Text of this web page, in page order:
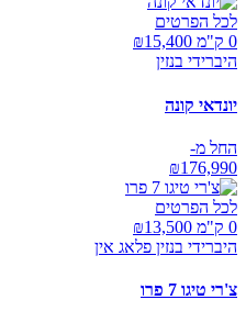
לכל הפרטים
0 ק"מ ₪
15,400
היברידי בנזין
יונדאי קונה
החל מ-
₪176,990
לכל הפרטים
0 ק"מ ₪
13,500
היברידי בנזין פלאג אין
צ'רי טיגו 7 פרו